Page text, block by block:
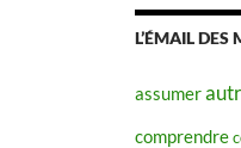
L’ÉMAIL DES
assumer
comprendre